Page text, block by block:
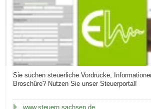
Sie suchen steuerliche Vordrucke,
Broschüre? Nutzen Sie unser Steuerportal!
www.steuern.sachsen.de